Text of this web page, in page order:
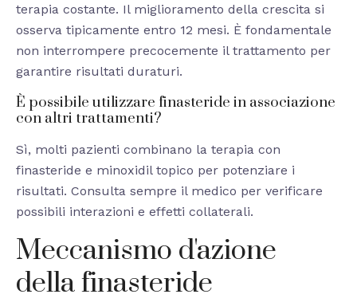
terapia costante. Il miglioramento della crescita si
osserva tipicamente entro 12 mesi. È fondamentale
non interrompere precocemente il trattamento per
garantire risultati duraturi.
È possibile utilizzare finasteride in associazione
con altri trattamenti?
Sì, molti pazienti combinano la terapia con
finasteride e minoxidil topico per potenziare i
risultati. Consulta sempre il medico per verificare
possibili interazioni e effetti collaterali.
Meccanismo d'azione
della finasteride